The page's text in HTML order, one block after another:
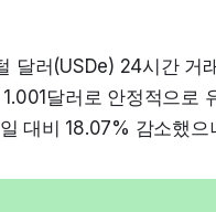
달러(USDe) 24시간 거
달러로 안정적으로
대비 18.07% 감소했